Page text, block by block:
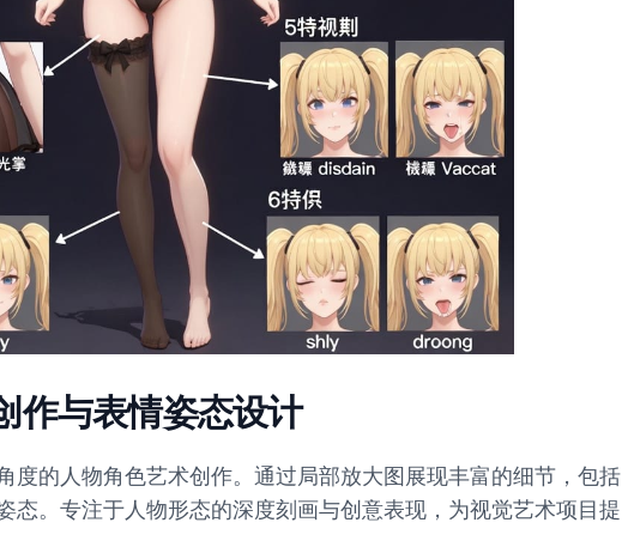
作与表情姿态设计
度的人物角色艺术创作。通过局部放大图展现丰富的细节，包括
态。专注于人物形态的深度刻画与创意表现，为视觉艺术项目提